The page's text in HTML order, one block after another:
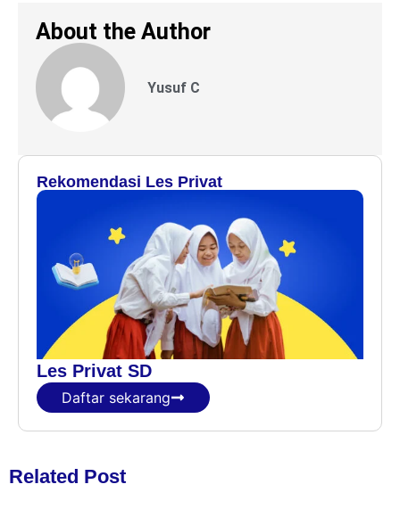
About the Author
Yusuf C
Rekomendasi Les Privat
Les Privat SD
Daftar sekarang
Related Post